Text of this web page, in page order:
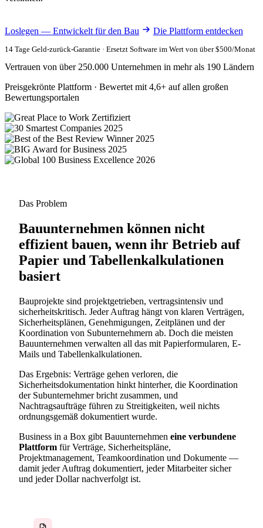
Loslegen — Entwickelt für den Bau Die Plattform entdecken
14 Tage Geld-zurück-Garantie · Ersetzt Software im Wert von über $500/Monat
Vertrauen von über 250.000 Unternehmen in mehr als 190 Ländern
Preisgekrönte Plattform · Bewertet mit 4,6+ auf allen großen
Bewertungsportalen
Das Problem
Bauunternehmen können nicht
effizient bauen, wenn ihr Betrieb auf
Papier und Tabellenkalkulationen
basiert
Bauprojekte sind projektgetrieben, vertragsintensiv und
sicherheitskritisch. Jeder Auftrag hängt von klaren Verträgen,
Sicherheitsplänen, Genehmigungen, Zeitplänen und der
Koordination von Subunternehmern ab. Doch die meisten
Bauunternehmen verwalten all das mit Papierformularen, E-
Mails und Tabellenkalkulationen.
Das Ergebnis: Verträge gehen verloren, die
Sicherheitsdokumentation hinkt hinterher, die Koordination
der Subunternehmer bricht zusammen, und
Nachtragsaufträge führen zu Streitigkeiten, weil nichts
ordnungsgemäß dokumentiert wurde.
Business in a Box gibt Bauunternehmen eine verbundene
Plattform für Verträge, Sicherheitspläne,
Projektmanagement, Teamkoordination und Dokumente —
damit jeder Auftrag dokumentiert, jeder Mitarbeiter sicher
und jeder Dollar nachverfolgt ist.